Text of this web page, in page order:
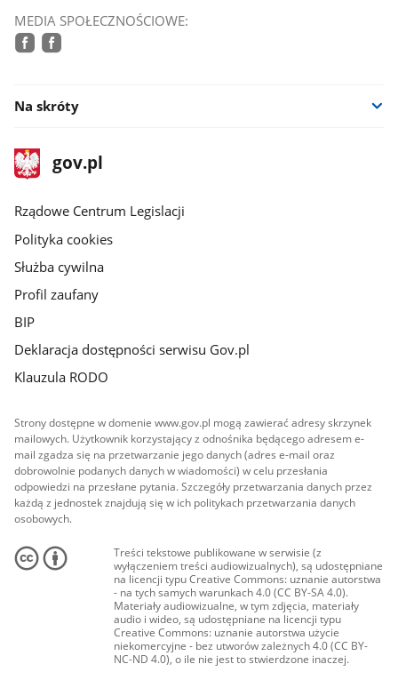
MEDIA SPOŁECZNOŚCIOWE:
Na skróty
stopka
gov.plStrona
gov.pl
Rządowe Centrum Legislacji
Polityka cookies
Służba cywilna
Profil zaufany
BIP
Deklaracja dostępności serwisu Gov.pl
Klauzula RODO
Strony dostępne w domenie www.gov.pl mogą zawierać adresy skrzynek
mailowych. Użytkownik korzystający z odnośnika będącego adresem e-
mail zgadza się na przetwarzanie jego danych (adres e-mail oraz
dobrowolnie podanych danych w wiadomości) w celu przesłania
odpowiedzi na przesłane pytania. Szczegóły przetwarzania danych przez
każdą z jednostek znajdują się w ich politykach przetwarzania danych
osobowych.
Treści tekstowe publikowane w serwisie (z
wyłączeniem treści audiowizualnych), są udostępniane
na licencji typu Creative Commons: uznanie autorstwa
- na tych samych warunkach 4.0 (CC BY-SA 4.0).
Materiały audiowizualne, w tym zdjęcia, materiały
audio i wideo, są udostępniane na licencji typu
Creative Commons: uznanie autorstwa użycie
niekomercyjne - bez utworów zależnych 4.0 (CC BY-
NC-ND 4.0), o ile nie jest to stwierdzone inaczej.